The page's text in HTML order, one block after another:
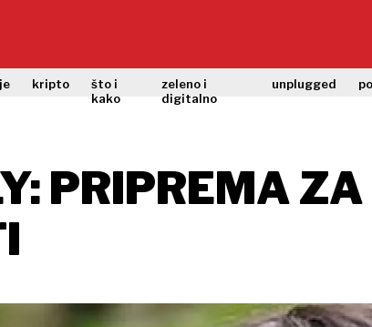
kripto
što i
kako
zeleno i
digitalno
unplugged
PRIPREMA